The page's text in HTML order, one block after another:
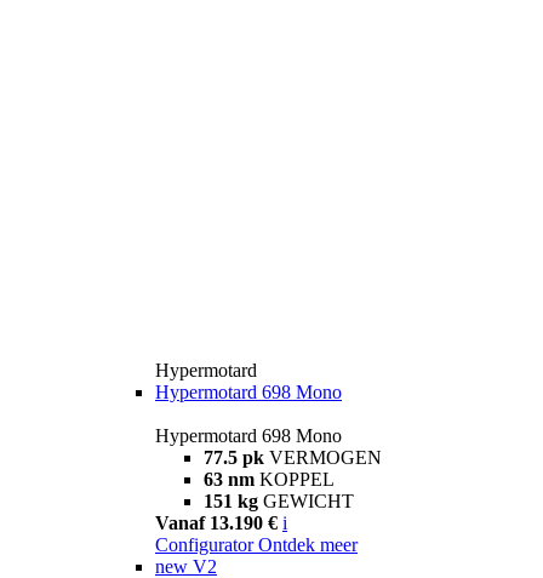
Hypermotard
Hypermotard 698 Mono
Hypermotard 698 Mono
77.5 pk VERMOGEN
63 nm KOPPEL
151 kg GEWICHT
Vanaf 13.190 € i
Configurator Ontdek meer
new V2